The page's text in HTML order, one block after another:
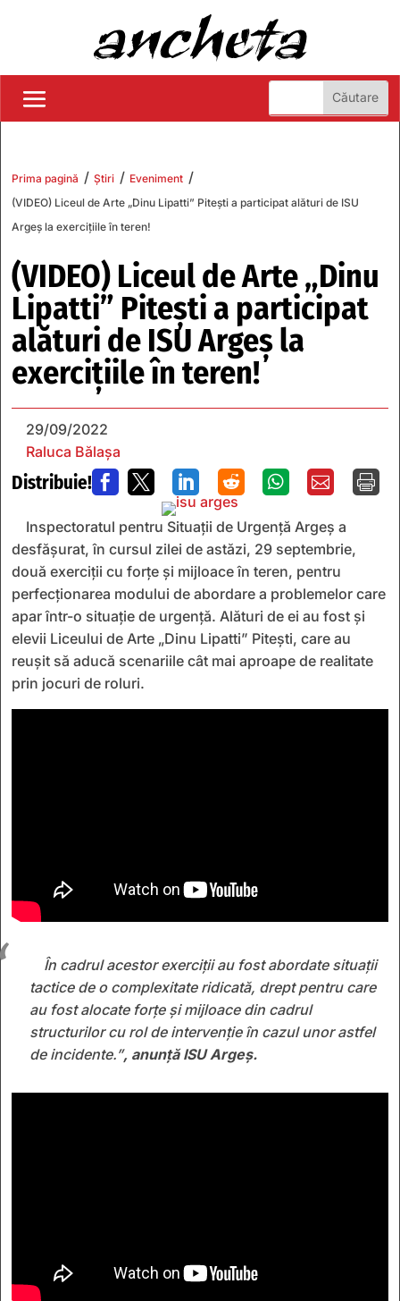
Prima pagină / Știri / Eveniment /
(VIDEO) Liceul de Arte „Dinu Lipatti” Pitești a participat alături de ISU
Argeș la exercițiile în teren!
(VIDEO) Liceul de Arte „Dinu
Lipatti” Pitești a participat
alături de ISU Argeș la
exercițiile în teren!
29/09/2022
Raluca Bălașa
Distribuie!       
Inspectoratul pentru Situații de Urgență Argeș a
desfășurat, în cursul zilei de astăzi, 29 septembrie,
două exerciții cu forțe și mijloace în teren, pentru
perfecționarea modului de abordare a problemelor care
apar într-o situație de urgență. Alături de ei au fost și
elevii Liceului de Arte „Dinu Lipatti” Pitești, care au
reușit să aducă scenariile cât mai aproape de realitate
prin jocuri de roluri.
În cadrul acestor exerciții au fost abordate situații
tactice de o complexitate ridicată, drept pentru care
au fost alocate forțe și mijloace din cadrul
structurilor cu rol de intervenție în cazul unor astfel
de incidente.”, anunță ISU Argeș.